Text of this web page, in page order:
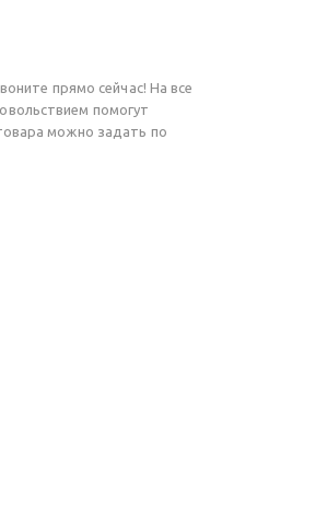
прямо сейчас! На все
помогут
можно задать по